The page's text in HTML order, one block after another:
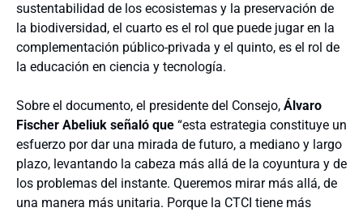
sustentabilidad de los ecosistemas y la preservación de
la biodiversidad, el cuarto es el rol que puede jugar en la
complementación público-privada y el quinto, es el rol de
la educación en ciencia y tecnología.
Sobre el documento, el presidente del Consejo, Álvaro
Fischer Abeliuk señaló que “esta estrategia constituye un
esfuerzo por dar una mirada de futuro, a mediano y largo
plazo, levantando la cabeza más allá de la coyuntura y de
los problemas del instante. Queremos mirar más allá, de
una manera más unitaria. Porque la CTCI tiene más